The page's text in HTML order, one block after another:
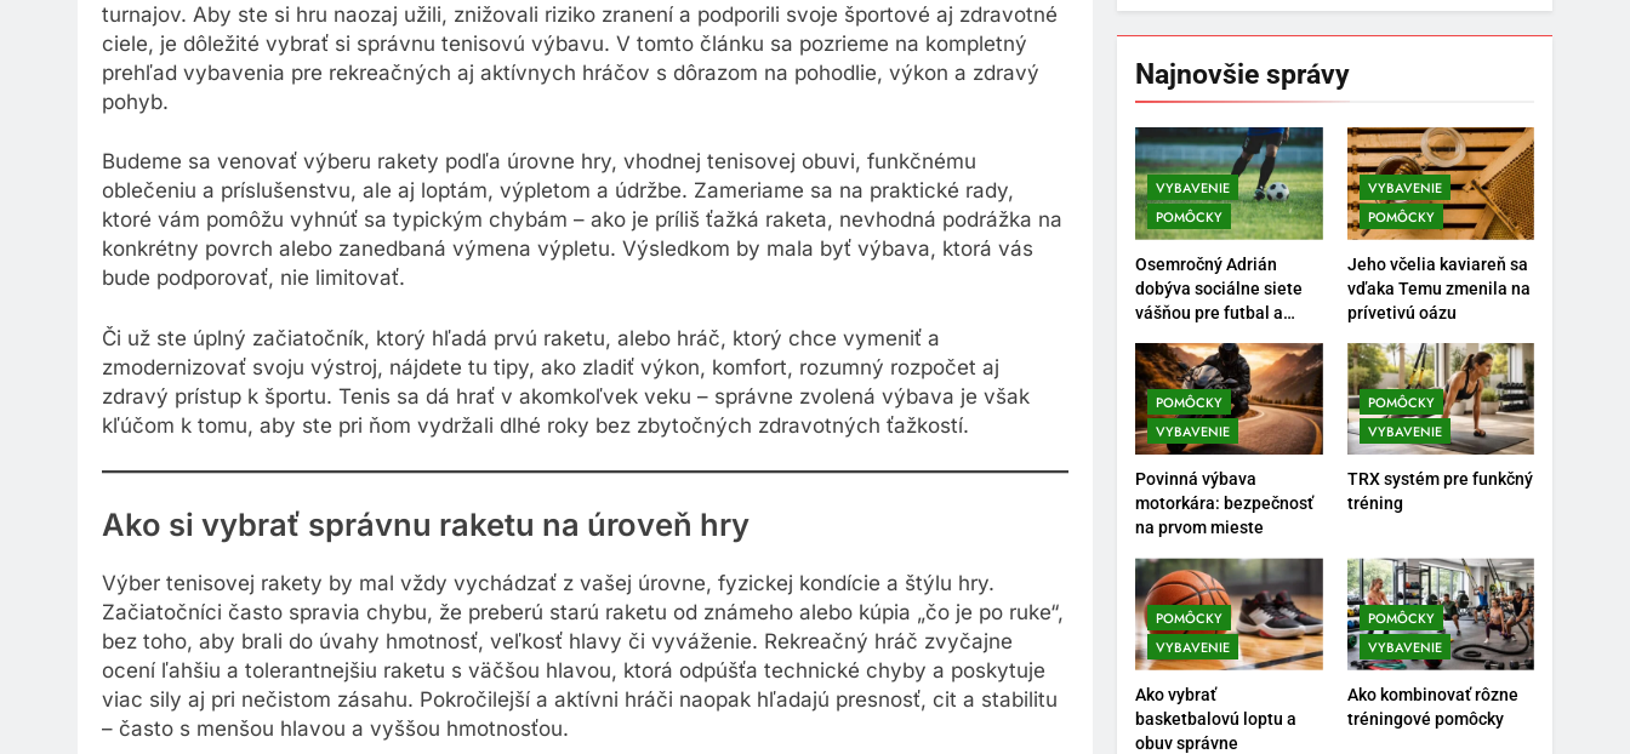
turnajov. Aby ste si hru naozaj užili, znižovali riziko zranení a podporili svoje športové aj zdravotné
ciele, je dôležité vybrať si správnu tenisovú výbavu. V tomto článku sa pozrieme na kompletný
prehľad vybavenia pre rekreačných aj aktívnych hráčov s dôrazom na pohodlie, výkon a zdravý
pohyb.
Budeme sa venovať výberu rakety podľa úrovne hry, vhodnej tenisovej obuvi, funkčnému
oblečeniu a príslušenstvu, ale aj loptám, výpletom a údržbe. Zameriame sa na praktické rady,
ktoré vám pomôžu vyhnúť sa typickým chybám – ako je príliš ťažká raketa, nevhodná podrážka na
konkrétny povrch alebo zanedbaná výmena výpletu. Výsledkom by mala byť výbava, ktorá vás
bude podporovať, nie limitovať.
Či už ste úplný začiatočník, ktorý hľadá prvú raketu, alebo hráč, ktorý chce vymeniť a
zmodernizovať svoju výstroj, nájdete tu tipy, ako zladiť výkon, komfort, rozumný rozpočet aj
zdravý prístup k športu. Tenis sa dá hrať v akomkoľvek veku – správne zvolená výbava je však
kľúčom k tomu, aby ste pri ňom vydržali dlhé roky bez zbytočných zdravotných ťažkostí.
Ako si vybrať správnu raketu na úroveň hry
Výber tenisovej rakety by mal vždy vychádzať z vašej úrovne, fyzickej kondície a štýlu hry.
Začiatočníci často spravia chybu, že preberú starú raketu od známeho alebo kúpia „čo je po ruke“,
bez toho, aby brali do úvahy hmotnosť, veľkosť hlavy či vyváženie. Rekreačný hráč zvyčajne
ocení ľahšiu a tolerantnejšiu raketu s väčšou hlavou, ktorá odpúšťa technické chyby a poskytuje
viac sily aj pri nečistom zásahu. Pokročilejší a aktívni hráči naopak hľadajú presnosť, cit a stabilitu
– často s menšou hlavou a vyššou hmotnosťou.
Najnovšie správy
VYBAVENIE
POMÔCKY
Osemročný Adrián
dobýva sociálne siete
vášňou pre futbal a
vďaka produktom z
Temu
VYBAVENIE
POMÔCKY
Jeho včelia kaviareň sa
vďaka Temu zmenila na
prívetivú oázu
POMÔCKY
VYBAVENIE
Povinná výbava
motorkára: bezpečnosť
na prvom mieste
POMÔCKY
VYBAVENIE
TRX systém pre funkčný
tréning
POMÔCKY
VYBAVENIE
Ako vybrať
basketbalovú loptu a
obuv správne
POMÔCKY
VYBAVENIE
Ako kombinovať rôzne
tréningové pomôcky
5
Ako vybrať basketbalovú
loptu a obuv správne
POMÔCKY VYBAVENIE
6
Ako kombinovať rôzne
tréningové pomôcky
POMÔCKY VYBAVENIE
7
Pomôcky na cvičenie
POMÔCKY VYBAVENIE
Najlepšie doplnky pre
motocyklistov na dlhé
trasy
ENERGIA VYBAVENIE
1
Osemročný Adrián dobýva